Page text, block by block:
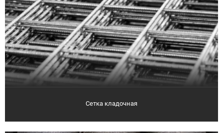
Сетка кладочная